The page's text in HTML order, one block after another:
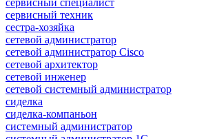
сервисный техник
сестра-хозяйка
сетевой администратор
сетевой администратор Cisco
сетевой архитектор
сетевой инженер
сетевой системный администратор
сиделка
сиделка-компаньон
системный администратор